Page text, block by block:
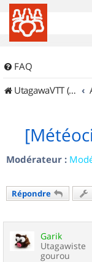
FAQ
UtagawaVTT (Randos VTT et VTTAE avec traces GPS)
Modérateur :
Répondre
Garik
Utagawiste
gourou